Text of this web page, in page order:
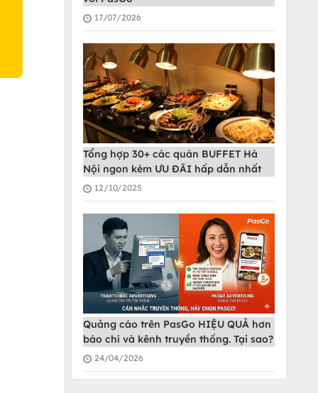
17/07/2026
Tổng hợp 30+ các quán BUFFET Hà
Nội ngon kèm ƯU ĐÃI hấp dẫn nhất
12/10/2025
Quảng cáo trên PasGo HIỆU QUẢ hơn
báo chí và kênh truyền thống. Tại sao?
24/04/2026